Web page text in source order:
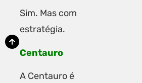
Sim. Mas com
estratégia.
Centauro
A Centauro é